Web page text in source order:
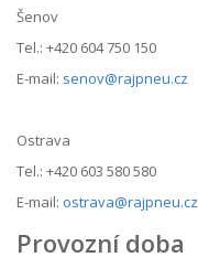
Šenov
Tel.: +420 604 750 150
E-mail: senov@rajpneu.cz
Ostrava
Tel.: +420 603 580 580
E-mail: ostrava@rajpneu.cz
Provozní doba